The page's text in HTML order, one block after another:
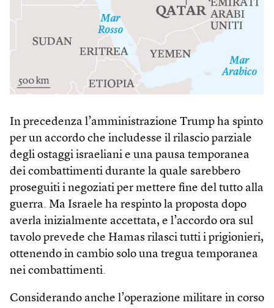
In precedenza l’amministrazione Trump ha spinto
per un accordo che includesse il rilascio parziale
degli ostaggi israeliani e una pausa temporanea
dei combattimenti durante la quale sarebbero
proseguiti i negoziati per mettere fine del tutto alla
guerra. Ma Israele ha respinto la proposta dopo
averla inizialmente accettata, e l’accordo ora sul
tavolo prevede che Hamas rilasci tutti i prigionieri,
ottenendo in cambio solo una tregua temporanea
nei combattimenti.
Considerando anche l’operazione militare in corso